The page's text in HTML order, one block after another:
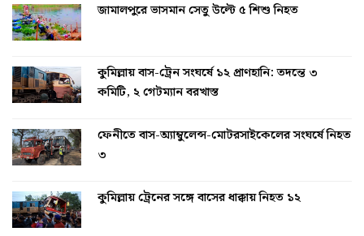
জামালপুরে ভাসমান সেতু উল্টে ৫ শিশু নিহত
কুমিল্লায় বাস-ট্রেন সংঘর্ষে ১২ প্রাণহানি: তদন্তে ৩
কমিটি, ২ গেটম্যান বরখাস্ত
ফেনীতে বাস-অ্যাম্বুলেন্স-মোটরসাইকেলের সংঘর্ষে নিহত
৩
কুমিল্লায় ট্রেনের সঙ্গে বাসের ধাক্কায় নিহত ১২